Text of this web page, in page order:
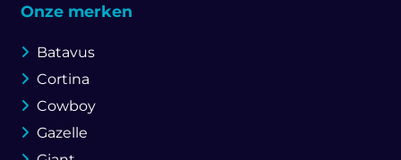
Onze merken
Batavus
Cortina
Cowboy
Gazelle